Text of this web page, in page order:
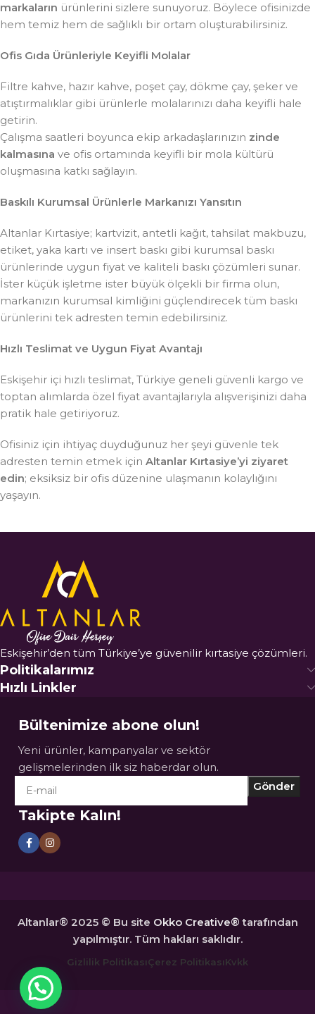
markaların ürünlerini sizlere sunuyoruz. Böylece ofisinizde
hem temiz hem de sağlıklı bir ortam oluşturabilirsiniz.
Ofis Gıda Ürünleriyle Keyifli Molalar
Filtre kahve, hazır kahve, poşet çay, dökme çay, şeker ve
atıştırmalıklar gibi ürünlerle molalarınızı daha keyifli hale
getirin.
Çalışma saatleri boyunca ekip arkadaşlarınızın zinde
kalmasına ve ofis ortamında keyifli bir mola kültürü
oluşmasına katkı sağlayın.
Baskılı Kurumsal Ürünlerle Markanızı Yansıtın
Altanlar Kırtasiye; kartvizit, antetli kağıt, tahsilat makbuzu,
etiket, yaka kartı ve insert baskı gibi kurumsal baskı
ürünlerinde uygun fiyat ve kaliteli baskı çözümleri sunar.
İster küçük işletme ister büyük ölçekli bir firma olun,
markanızın kurumsal kimliğini güçlendirecek tüm baskı
ürünlerini tek adresten temin edebilirsiniz.
Hızlı Teslimat ve Uygun Fiyat Avantajı
Eskişehir içi hızlı teslimat, Türkiye geneli güvenli kargo ve
toptan alımlarda özel fiyat avantajlarıyla alışverişinizi daha
pratik hale getiriyoruz.
Ofisiniz için ihtiyaç duyduğunuz her şeyi güvenle tek
adresten temin etmek için Altanlar Kırtasiye’yi ziyaret
edin; eksiksiz bir ofis düzenine ulaşmanın kolaylığını
yaşayın.
Eskişehir’den tüm Türkiye’ye güvenilir kırtasiye çözümleri.
Politikalarımız
Hızlı Linkler
Bültenimize abone olun!
Yeni ürünler, kampanyalar ve sektör
gelişmelerinden ilk siz haberdar olun.
Takipte Kalın!
Altanlar® 2025 © Bu site Okko Creative® tarafından
yapılmıştır. Tüm hakları saklıdır.
Gizlilik PolitikasıÇerez PolitikasıKvkk